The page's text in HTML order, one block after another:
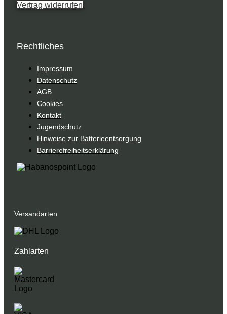
Vertrag widerrufen
Rechtliches
Impressum
Datenschutz
AGB
Cookies
Kontakt
Jugendschutz
Hinweise zur Batterieentsorgung
Barrierefreiheitserklärung
Versandarten
Zahlarten